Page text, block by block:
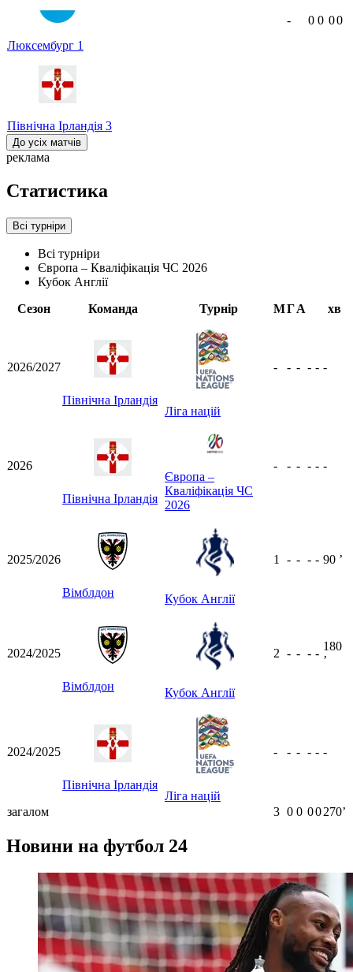
Люксембург 1
Північна Ірландія 3
- 0 0 00
До усіх матчів
реклама
Статистика
Всі турніри
Всі турніри
Європа – Кваліфікація ЧС 2026
Кубок Англії
Сезон
Команда Турнір МГА хв
2026/2027
Північна Ірландія
Ліга націй
- - - - - -
2026
Північна Ірландія
Європа –
Кваліфікація ЧС
2026
- - - - - -
2025/2026
Вімблдон Кубок Англії
1 - - - - 90 ʼ
2024/2025
Вімблдон Кубок Англії
2 - - - -
180
ʼ
2024/2025
Північна Ірландія
Ліга націй
- - - - - -
загалом 3 0 0 00270ʼ
Новини на футбол 24